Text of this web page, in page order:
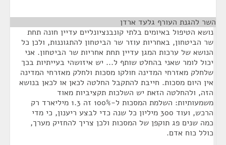
השר להגנת העורף גלעד ארדן
נושא הטיפול באיומים בלתי קונבנציונליים עדיין חונה תחת
שר הביטחון, באחריות עוזר שר הביטחון להתגוננות, ולכן כל
הנושא של ערכות המגן עדיין תחת אחריות שר הביטחון. אני
יכול לומר שאני בהחלט שותף ל... יש איזושהי בעייתיות בכך
שלחלק מאזרחי המדינה חולקו מסכות ולחלק מאזרחי המדינה
אין היום מסכות. חייבת להתקבל החלטה לכאן או לכאן בנושא
הזה, ולהחלטה הזאת יש השלכות תקציביות מאוד
משמעותיות: השלמת המסכות ל-100% זה 1.3 מיליארד רק
הרכש, ועוד 300 מיליון כל שנה כדי לבצע ריענון, כי מדי
כמה שנים פג תוקפן של המסכות ולכן צריך להחזיק מערך,
כולל כוח אדם.